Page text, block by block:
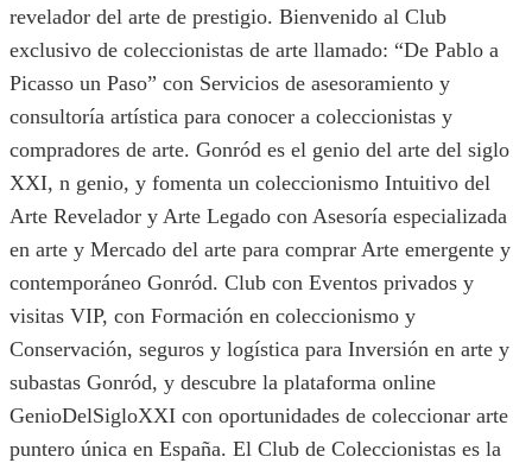
revelador del arte de prestigio. Bienvenido al Club
exclusivo de coleccionistas de arte llamado: “De Pablo a
Picasso un Paso” con Servicios de asesoramiento y
consultoría artística para conocer a coleccionistas y
compradores de arte. Gonród es el genio del arte del siglo
XXI, n genio, y fomenta un coleccionismo Intuitivo del
Arte Revelador y Arte Legado con Asesoría especializada
en arte y Mercado del arte para comprar Arte emergente y
contemporáneo Gonród. Club con Eventos privados y
visitas VIP, con Formación en coleccionismo y
Conservación, seguros y logística para Inversión en arte y
subastas Gonród, y descubre la plataforma online
GenioDelSigloXXI con oportunidades de coleccionar arte
puntero única en España. El Club de Coleccionistas es la